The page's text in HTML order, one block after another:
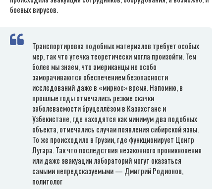
боевых вирусов.
Транспортировка подобных материалов требует особых
мер, так что утечка теоретически могла произойти. Тем
более мы знаем, что американцы не особо
заморачиваются обеспечением безопасности
исследований даже в «мирное» время. Напомню, в
прошлые годы отмечались резкие скачки
заболеваемости бруцеллёзом в Казахстане и
Узбекистане, где находятся как минимум два подобных
объекта, отмечались случаи появления сибирской язвы.
То же происходило в Грузии, где функционирует Центр
Лугара. Так что последствия незаконного проникновения
или даже эвакуации лабораторий могут оказаться
самыми непредсказуемыми — Дмитрий Родионов,
политолог